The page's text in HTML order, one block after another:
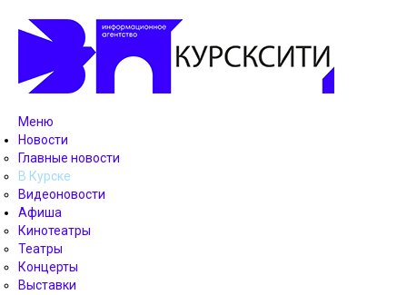
Меню
Новости
Главные новости
В Курске
Видеоновости
Афиша
Кинотеатры
Театры
Концерты
Выставки